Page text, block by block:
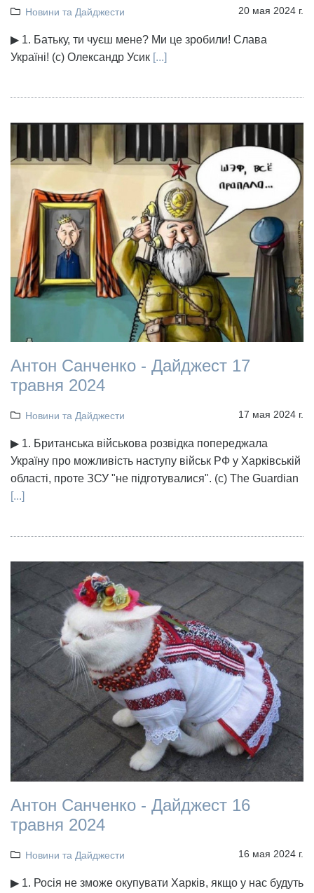
Новини та Дайджести 20 мая 2024 г.
▶ 1. Батьку, ти чуєш мене? Ми це зробили! Слава
Україні! (с) Олександр Усик [...]
Антон Санченко - Дайджест 17
травня 2024
Новини та Дайджести 17 мая 2024 г.
▶ 1. Британська військова розвідка попереджала
Україну про можливість наступу військ РФ у Харківській
області, проте ЗСУ "не підготувалися". (с) The Guardian
[...]
Антон Санченко - Дайджест 16
травня 2024
Новини та Дайджести 16 мая 2024 г.
▶ 1. Росія не зможе окупувати Харків, якщо у нас будуть